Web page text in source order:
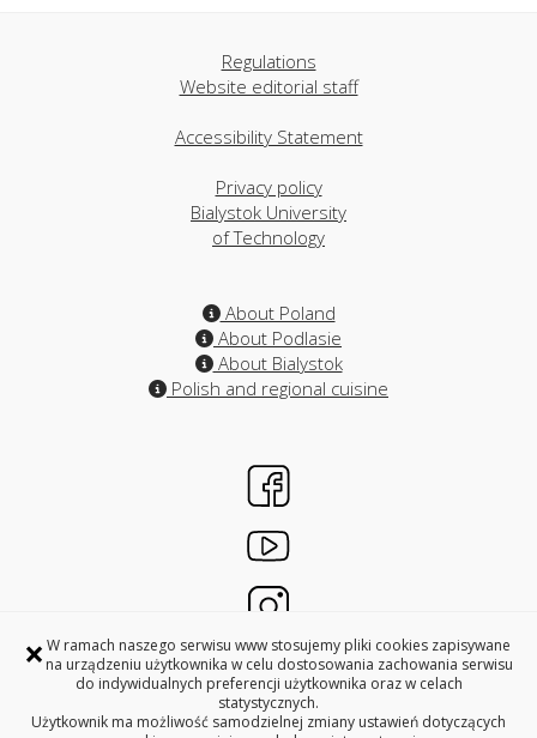
× W ramach naszego serwisu www stosujemy pliki cookies zapisywane
na urządzeniu użytkownika w celu dostosowania zachowania serwisu
do indywidualnych preferencji użytkownika oraz w celach
statystycznych.
Użytkownik ma możliwość samodzielnej zmiany ustawień dotyczących
Regulations
Website editorial staff
Accessibility Statement
Privacy policy
Bialystok University
of Technology
About Poland
About Podlasie
About Bialystok
Polish and regional cuisine
INTERNATIONAL RELATIONS OFFICES
BIALYSTOK UNIVERSITY OF TECHNOLOGY